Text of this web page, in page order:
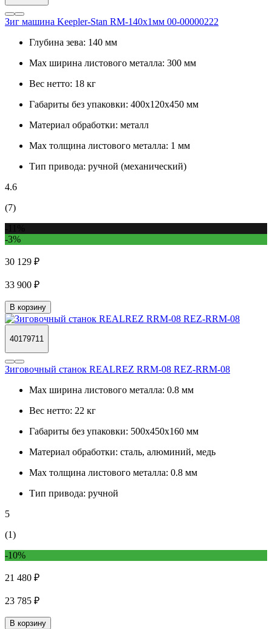
Зиг машина Keepler-Stan RM-140x1мм 00-00000222
Глубина зева: 140 мм
Max ширина листового металла: 300 мм
Вес нетто: 18 кг
Габариты без упаковки: 400х120х450 мм
Материал обработки: металл
Max толщина листового металла: 1 мм
Тип привода: ручной (механический)
4.6
(7)
-3%
30 129 ₽
33 900 ₽
В корзину
40179711
Зиговочный станок REALREZ RRM-08 REZ-RRM-08
Max ширина листового металла: 0.8 мм
Вес нетто: 22 кг
Габариты без упаковки: 500х450х160 мм
Материал обработки: сталь, алюминий, медь
Max толщина листового металла: 0.8 мм
Тип привода: ручной
5
(1)
-10%
21 480 ₽
23 785 ₽
В корзину